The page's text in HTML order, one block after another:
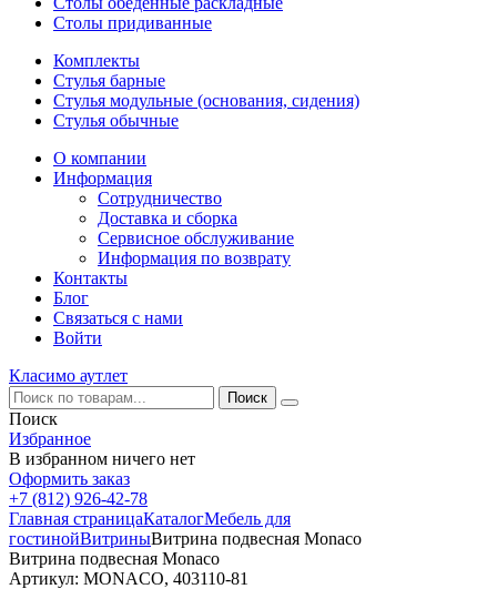
Столы придиванные
Комплекты
Стулья барные
Стулья модульные (основания, сидения)
Стулья обычные
О компании
Информация
Сотрудничество
Доставка и сборка
Сервисное обслуживание
Информация по возврату
Контакты
Блог
Связаться с нами
Войти
Класимо аутлет
Поиск
Избранное
В избранном ничего нет
Оформить заказ
+7 (812) 926-42-78
Главная страницаКаталогМебель для
гостинойВитриныВитрина подвесная Monaco
Витрина подвесная Monaco
Артикул: MONACO, 403110-81